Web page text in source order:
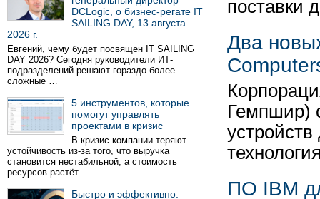
DCLogic, о бизнес-регате IT
SAILING DAY, 13 августа
2026 г.
Евгений, чему будет посвящен IT SAILING
DAY 2026? Сегодня руководители ИТ-
подразделений решают гораздо более
сложные …
5 инструментов, которые
помогут управлять
проектами в кризис
В кризис компании теряют
устойчивость из-за того, что выручка
становится нестабильной, а стоимость
ресурсов растёт …
Быстро и эффективно:
поставки
Два
Гемпшир)
ПО IBM